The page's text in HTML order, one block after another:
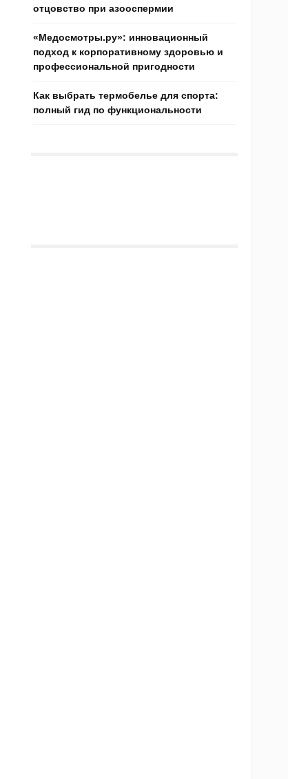
отцовство при азооспермии
«Медосмотры.ру»: инновационный
подход к корпоративному здоровью и
профессиональной пригодности
Как выбрать термобелье для спорта:
полный гид по функциональности